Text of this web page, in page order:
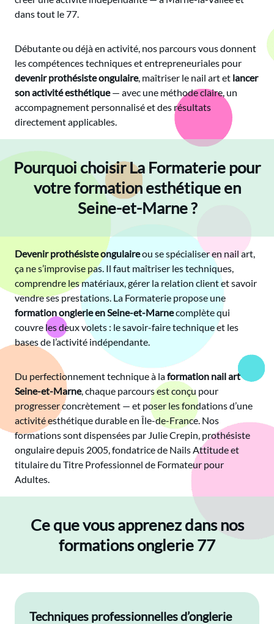
dans tout le 77.
Débutante ou déjà en activité, nos parcours vous donnent
les compétences techniques et entrepreneuriales pour
devenir prothésiste ongulaire, maîtriser le nail art et lancer
son activité esthétique— avec une méthode claire, un
accompagnement personnalisé et des résultats
directement applicables.
Pourquoi choisir La Formaterie pour
votre formation esthétique en
Seine-et-Marne ?
Devenir prothésiste ongulaireou se spécialiser en nail art,
ça ne s’improvise pas. Il faut maîtriser les techniques,
comprendre les matériaux, gérer la relation client et savoir
vendre ses prestations. La Formaterie propose une
formation onglerie en Seine-et-Marnecomplète qui
couvre les deux volets : le savoir-faire technique et les
bases de l’activité indépendante.
Du perfectionnement technique à laformation nail art
Seine-et-Marne, chaque parcours est conçu pour
progresser concrètement — et poser les fondations d’une
activité esthétique durable en Île-de-France. Nos
formations sont dispensées par Julie Crepin, prothésiste
ongulaire depuis 2005, fondatrice de Nails Attitude et
titulaire du Titre Professionnel de Formateur pour
Adultes.
Ce que vous apprenez dans nos
formations onglerie 77
Techniques professionnelles d’onglerie